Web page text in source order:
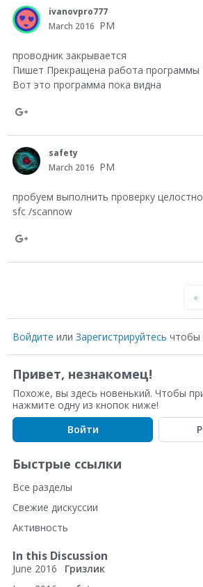
e
+
G
o
o
g
e
+
a
e
o
n
o
o
l
ivanovpro777
March 2016 PM
проводник закрывается
Пишет Прекращена работа программы
Вот это программа пока видна
a
e
n
e
+
safety
March 2016 PM
пробуем выполнить проверку
sfc /scannow
e
o
n
G
o
g
«
Войдите или Зарегистрируйтесь чтобы
Привет, незнакомец!
Похоже, вы здесь новенький. Чтобы
нажмите одну из кнопок ниже!
Войти
Быстрые ссылки
Все разделы
Свежие дискуссии
Активность
In this Discussion
June 2016
Гризлик